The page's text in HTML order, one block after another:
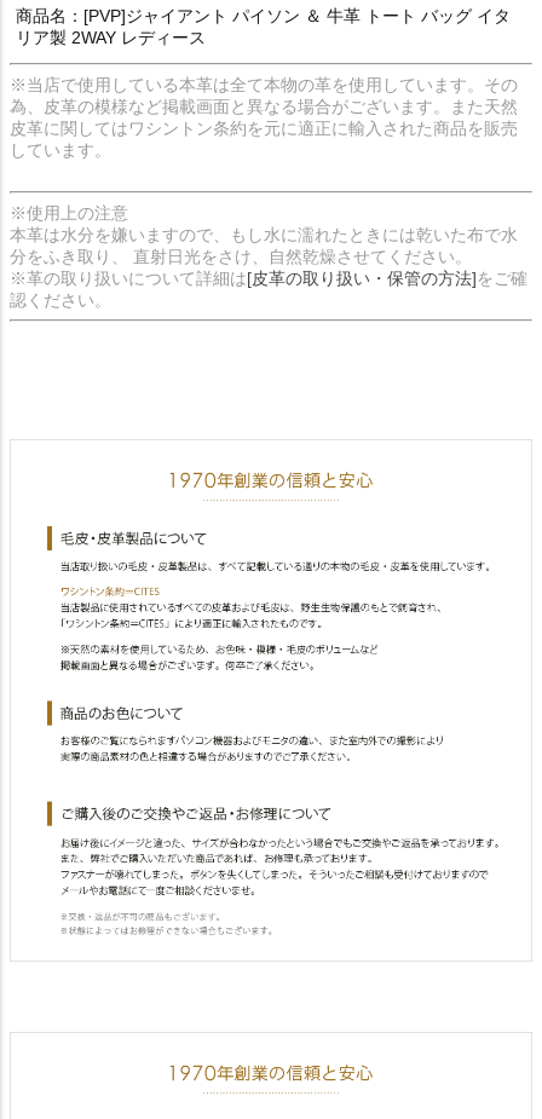
商品名：[PVP]ジャイアント パイソン ＆ 牛革 トート バッグ イタ
リア製 2WAY レディース
※当店で使用している本革は全て本物の革を使用しています。その
為、皮革の模様など掲載画面と異なる場合がございます。また天然
皮革に関してはワシントン条約を元に適正に輸入された商品を販売
しています。
※使用上の注意
本革は水分を嫌いますので、もし水に濡れたときには乾いた布で水
分をふき取り、 直射日光をさけ、自然乾燥させてください。
※革の取り扱いについて詳細は[皮革の取り扱い・保管の方法]をご確
認ください。